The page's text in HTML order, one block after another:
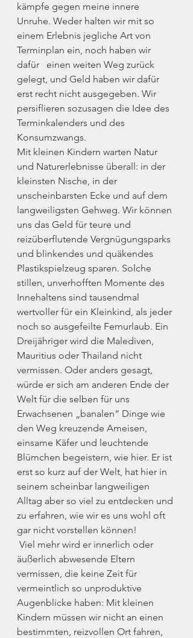
kämpfe gegen meine innere
Unruhe. Weder halten wir mit so
einem Erlebnis jegliche Art von
Terminplan ein, noch haben wir
dafür   einen weiten Weg zurück
gelegt, und Geld haben wir dafür
erst recht nicht ausgegeben. Wir
persiflieren sozusagen die Idee des
Terminkalenders und des
Konsumzwangs.
Mit kleinen Kindern warten Natur
und Naturerlebnisse überall: in der
kleinsten Nische, in der
unscheinbarsten Ecke und auf dem
langweiligsten Gehweg. Wir können
uns das Geld für teure und
reizüberflutende Vergnügungsparks
und blinkendes und quäkendes
Plastikspielzeug sparen. Solche
stillen, unverhofften Momente des
Innehaltens sind tausendmal
wertvoller für ein Kleinkind, als jeder
noch so ausgefeilte Fernurlaub. Ein
Dreijähriger wird die Malediven,
Mauritius oder Thailand nicht
vermissen. Oder anders gesagt,
würde er sich am anderen Ende der
Welt für die selben für uns
Erwachsenen „banalen“ Dinge wie
den Weg kreuzende Ameisen,
einsame Käfer und leuchtende
Blümchen begeistern, wie hier. Er ist
erst so kurz auf der Welt, hat hier in
seinem scheinbar langweiligen
Alltag aber so viel zu entdecken und
zu erfahren, wie wir es uns wohl oft
gar nicht vorstellen können!
äußerlich abwesende Eltern
vermissen, die keine Zeit für
vermeintlich so unproduktive
Augenblicke haben: Mit kleinen
Kindern müssen wir nicht an einen
bestimmten, reizvollen Ort fahren,